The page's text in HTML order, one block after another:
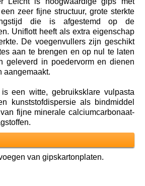
zeer fijne structuur, grote sterkte
die is afgestemd op de
Uniflott heeft als extra eigenschap
De voegenvullers zijn geschikt
aan te brengen en op nul te laten
geleverd in poedervorm en dienen
aangemaakt.
een witte, gebruiksklare vulpasta
kunststofdispersie als bindmiddel
fijne minerale calciumcarbonaat-
van gipskartonplaten.